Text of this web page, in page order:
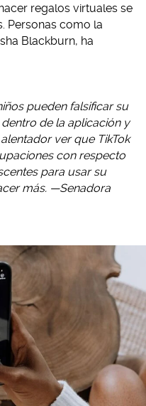
regalos virtuales se
Personas como la
Blackburn, ha
pueden falsificar su
de la aplicación y
ver que TikTok
con respecto
para usar su
más. —Senadora